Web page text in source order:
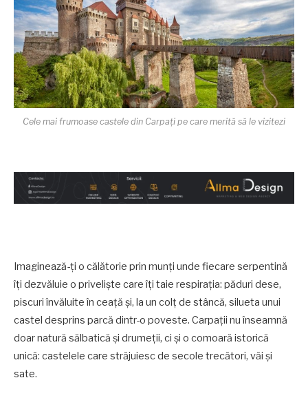
Cele mai frumoase castele din Carpați pe care merită să le vizitezi
Imaginează-ți o călătorie prin munți unde fiecare serpentină
îți dezvăluie o priveliște care îți taie respirația: păduri dese,
piscuri învăluite în ceață și, la un colț de stâncă, silueta unui
castel desprins parcă dintr-o poveste. Carpații nu înseamnă
doar natură sălbatică și drumeții, ci și o comoară istorică
unică: castelele care străjuiesc de secole trecători, văi și
sate.